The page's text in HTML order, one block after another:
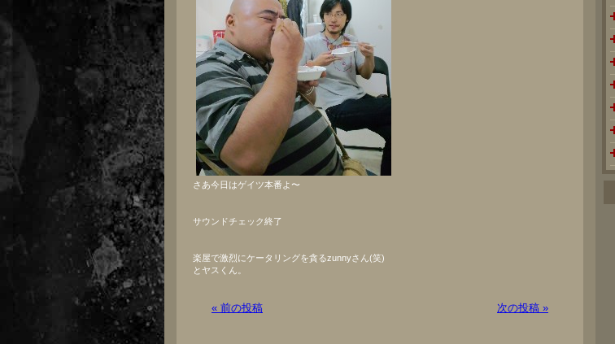
さあ今日はゲイツ本番よ〜
サウンドチェック終了
楽屋で激烈にケータリングを貪るzunnyさん(笑)
とヤスくん。
« 前の投稿 次の投稿 »